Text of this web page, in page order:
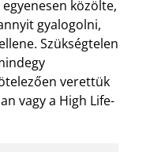
közölte,
gyalogolni,
Szükségtelen
verettük
vagy a High Life-